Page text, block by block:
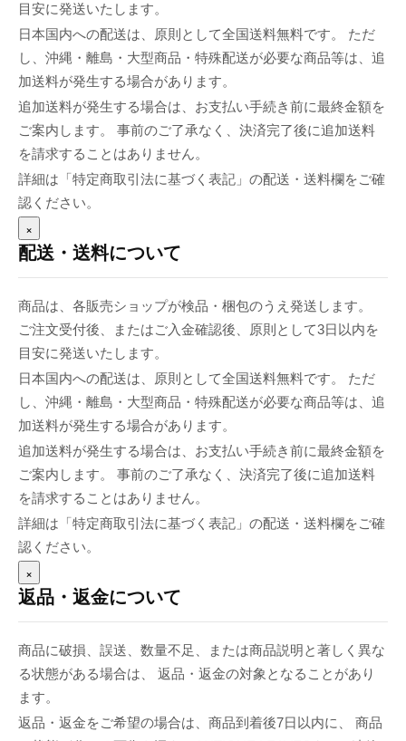
目安に発送いたします。
日本国内への配送は、原則として全国送料無料です。 ただ
し、沖縄・離島・大型商品・特殊配送が必要な商品等は、追
加送料が発生する場合があります。
追加送料が発生する場合は、お支払い手続き前に最終金額を
ご案内します。 事前のご了承なく、決済完了後に追加送料
を請求することはありません。
詳細は「特定商取引法に基づく表記」の配送・送料欄をご確
認ください。
×
配送・送料について
商品は、各販売ショップが検品・梱包のうえ発送します。
ご注文受付後、またはご入金確認後、原則として3日以内を
目安に発送いたします。
日本国内への配送は、原則として全国送料無料です。 ただ
し、沖縄・離島・大型商品・特殊配送が必要な商品等は、追
加送料が発生する場合があります。
追加送料が発生する場合は、お支払い手続き前に最終金額を
ご案内します。 事前のご了承なく、決済完了後に追加送料
を請求することはありません。
詳細は「特定商取引法に基づく表記」の配送・送料欄をご確
認ください。
×
返品・返金について
商品に破損、誤送、数量不足、または商品説明と著しく異な
る状態がある場合は、 返品・返金の対象となることがあり
ます。
返品・返金をご希望の場合は、商品到着後7日以内に、 商品